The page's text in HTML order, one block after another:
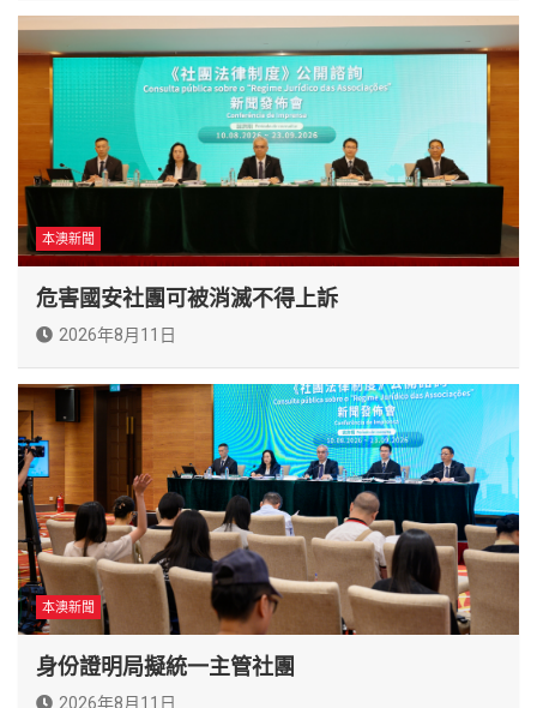
本澳新聞
危害國安社團可被消滅不得上訴
2026年8月11日
本澳新聞
身份證明局擬統一主管社團
2026年8月11日